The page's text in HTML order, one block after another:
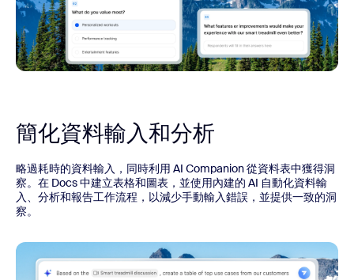
簡化資料輸入和分析
略過耗時的資料輸入，同時利用 AI Companion 從資料表中獲得洞
察。在 Docs 中建立表格和圖表，並使用內建的 AI 自動化資料輸
入、分析和報告工作流程，以減少手動輸入錯誤，並提供一致的洞
察。